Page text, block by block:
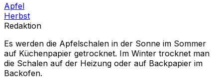
Apfel
Herbst
Redaktion
Es werden die Apfelschalen in der Sonne im Sommer
auf Küchenpapier getrocknet. Im Winter trocknet man
die Schalen auf der Heizung oder auf Backpapier im
Backofen.